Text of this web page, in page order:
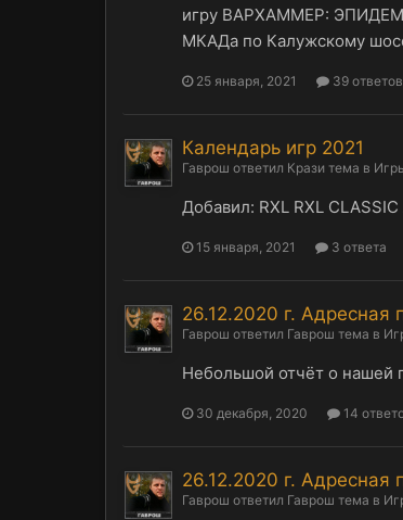
игру ВАРХАММЕР:
МКАДа по Калужскому
25 января, 2021 39 ответов
Календарь игр 2021
Гаврош ответил Крази тема в
Добавил: RXL RXL
15 января, 2021 3 ответа
26.12.2020 г.
Гаврош ответил Гаврош тема в
Небольшой отчёт о нашей
30 декабря, 2020 14
26.12.2020 г.
Гаврош ответил Гаврош тема в